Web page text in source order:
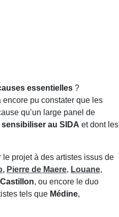
essentielles ?
encore pu constater que les
qu’un large panel de
sensibiliser au SIDA et dont les
le projet à des artistes issus de
, Pierre de Maere, Louane,
, ou encore le duo
tels que Médine,